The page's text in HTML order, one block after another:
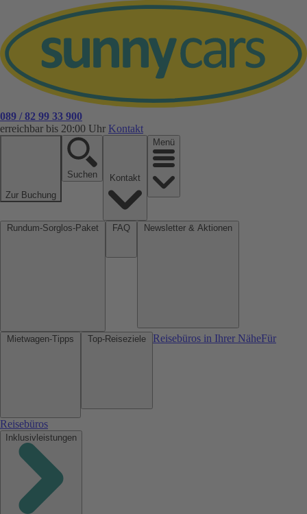
089 / 82 99 33 900
erreichbar bis 20:00 Uhr Kontakt
Zur Buchung
Suchen
Menü
Reisebüros in Ihrer NäheFür
Reisebüros
Inklusivleistungen